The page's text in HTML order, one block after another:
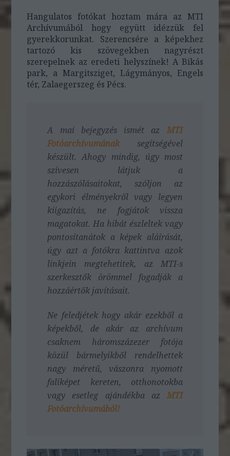
Hangulatos fotókat hoztam mára az MTI
Archívumából hogy együtt idézzük fel
gyerekkorunkat. Szerencsére a képekhez
tartozó kis szövegekben nagyrészt
szerepelnek az eredeti helyszínek! A Bikás
park, a Margitsziget, Lágymányos, Engels
tér, Zalaegerszeg és Pécs.
A mai bejegyzés ismét az MTI
Fotóarchívumánaksegítségével
készült. Ahogy mindig, úgy most
szívesen látjuk a
hozzászólásaitokat, szóljon az
egykori élményekről vagy legyen
kiigazítás, ne fogjátok vissza
magatokat. Ha hibát észleltek vagy
pontosítanátok a képek aláírását,
úgy azt a fotókra kattintva azok
linkjein megtehetitek, az MTI-s
szerkesztők örömmel fogadják a
hozzáértők javításait.
Ne feledjétek hogy akár ezekből a
képekből, de akár az archívum
csaknem háromszázezer fotója
közül bármelyikből rendelhettek
nagy méretű, vászonra nyomott
faliképet kereten, otthonotokba
vagy esetleg ajándékba az MTI
Fotóarchívumából!